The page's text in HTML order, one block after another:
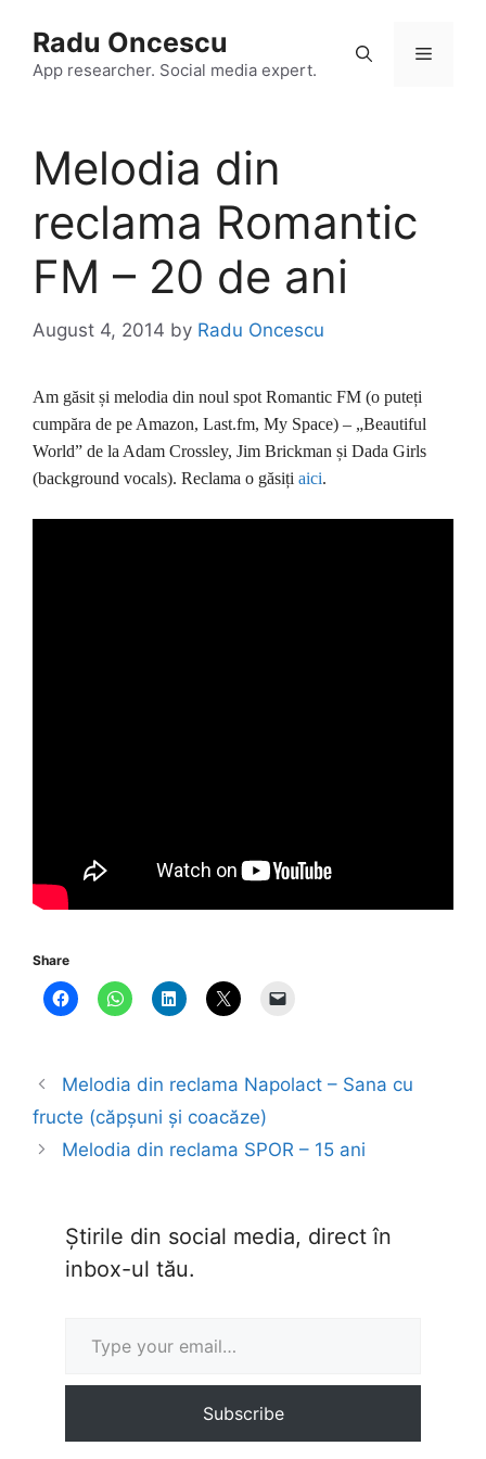
content
Radu Oncescu
App researcher. Social media expert.
Menu
Melodia din
reclama Romantic
FM – 20 de ani
August 4, 2014 by Radu Oncescu
Am găsit și melodia din noul spot Romantic FM (o puteți
cumpăra de pe Amazon, Last.fm, My Space) – „Beautiful
World” de la Adam Crossley, Jim Brickman și Dada Girls
(background vocals). Reclama o găsiți aici.
Share
Melodia din reclama Napolact – Sana cu
fructe (căpșuni și coacăze)
Melodia din reclama SPOR – 15 ani
Știrile din social media, direct în
inbox-ul tău.
Subscribe